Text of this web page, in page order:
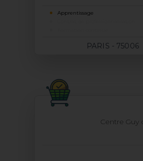
Apprentissage
PARIS - 75006
Centre Guy